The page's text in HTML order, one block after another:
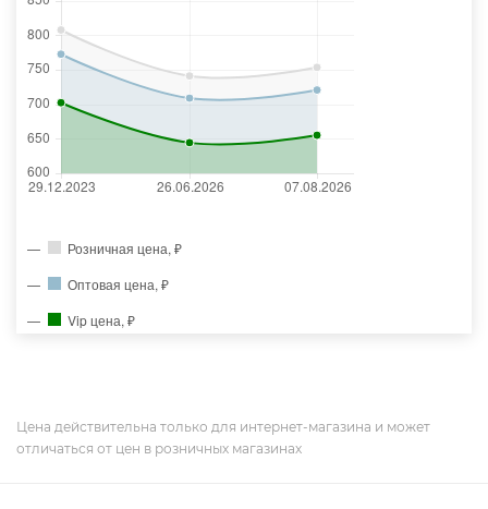
Розничная цена, ₽
Оптовая цена, ₽
Vip цена, ₽
Цена действительна только для интернет-магазина и может
отличаться от цен в розничных магазинах